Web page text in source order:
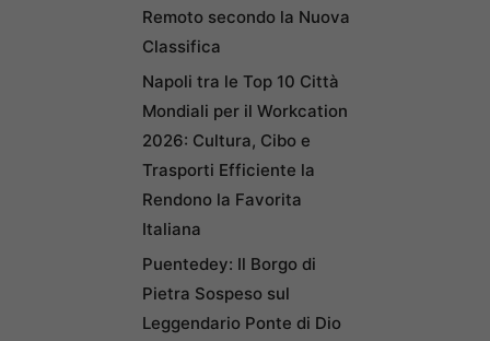
Remoto secondo la Nuova
Classifica
Napoli tra le Top 10 Città
Mondiali per il Workcation
2026: Cultura, Cibo e
Trasporti Efficiente la
Rendono la Favorita
Italiana
Puentedey: Il Borgo di
Pietra Sospeso sul
Leggendario Ponte di Dio